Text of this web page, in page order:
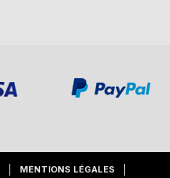
MENTIONS LÉGALES